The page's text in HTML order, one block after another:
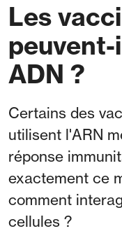
Les
ADN ?
Certains des
utilisent l'ARN
réponse
exactement ce
comment
cellules ?